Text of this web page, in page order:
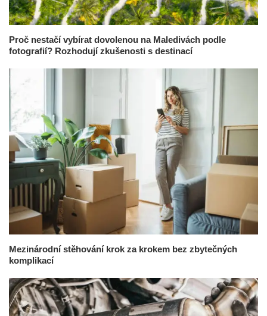
Proč nestačí vybírat dovolenou na Maledivách podle
fotografií? Rozhodují zkušenosti s destinací
Mezinárodní stěhování krok za krokem bez zbytečných
komplikací